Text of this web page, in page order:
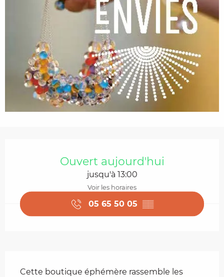
Ouvert aujourd'hui
jusqu'à 13:00
Voir les horaires
05 65 50 05 ▒▒
Cette boutique éphémère rassemble les